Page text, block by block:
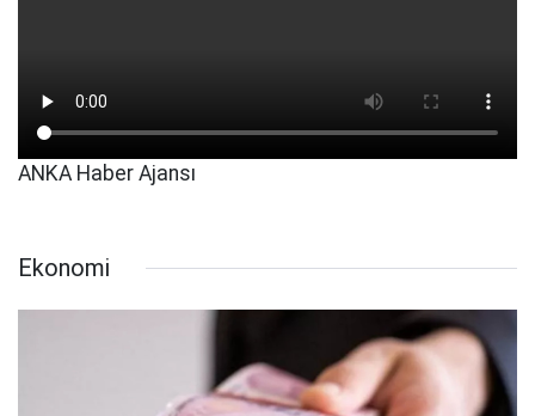
ANKA Haber Ajansı
Ekonomi